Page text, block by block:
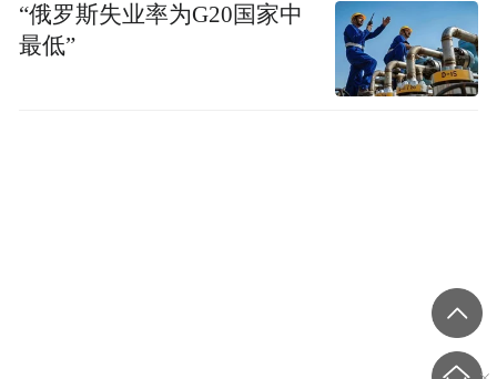
镜片后的凝视no3 40x40cm 布面油画
“俄罗斯失业率为G20国家中
最低”